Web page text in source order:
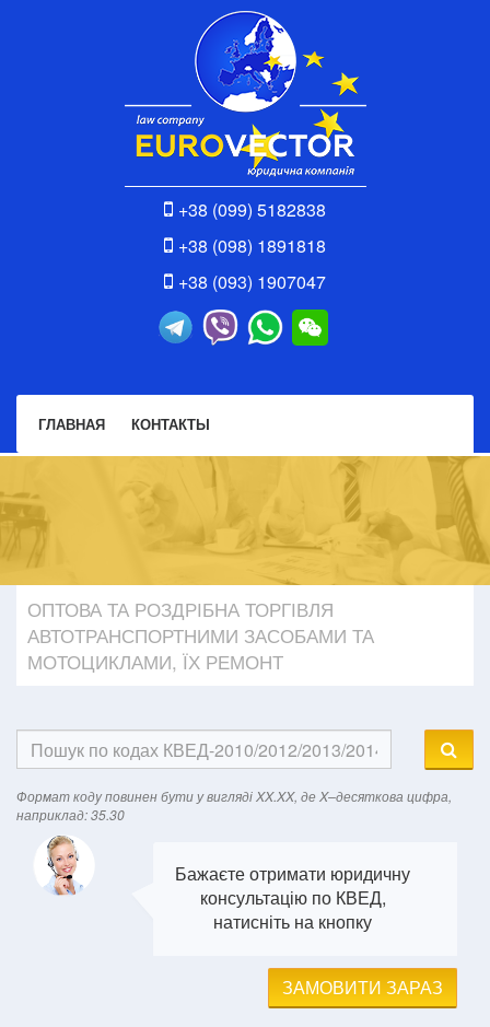
+38 (099) 5182838
+38 (098) 1891818
+38 (093) 1907047
ГЛАВНАЯ КОНТАКТЫ
ОПТОВА ТА РОЗДРІБНА ТОРГІВЛЯ
АВТОТРАНСПОРТНИМИ ЗАСОБАМИ ТА
МОТОЦИКЛАМИ, ЇХ РЕМОНТ
Формат кодy повинен бути у вигляді XX.XX, де X–десяткова цифра,
наприклад: 35.30
Бажаєте отримати юридичну
консультацію по КВЕД,
натисніть на кнопку
ЗАМОВИТИ ЗАРАЗ